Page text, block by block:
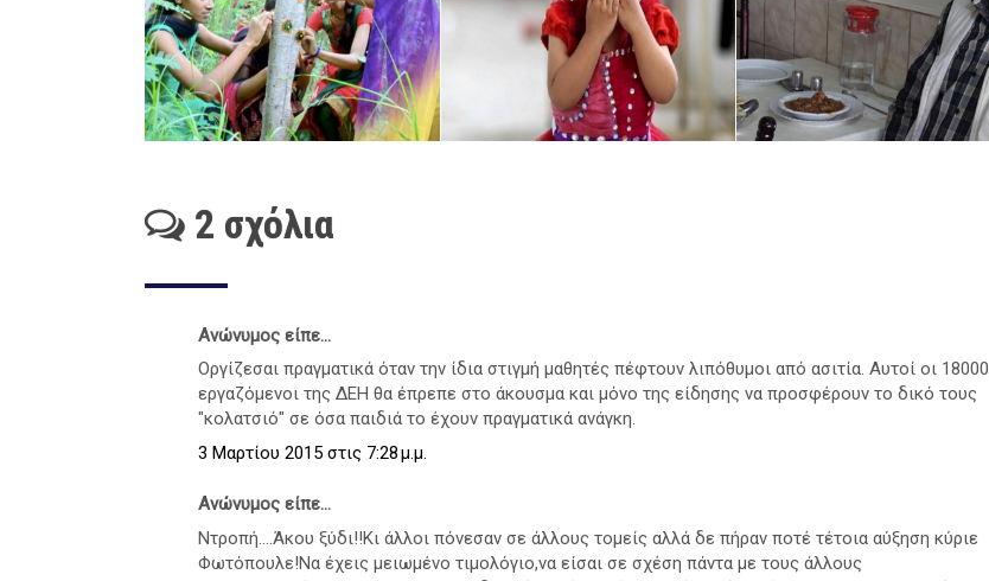
2 σχόλια
Ανώνυμος είπε...
Οργίζεσαι πραγματικά όταν την ίδια στιγμή μαθητές πέφτουν λιπόθυμοι από ασιτία. Αυτοί οι 18000
εργαζόμενοι της ΔΕΗ θα έπρεπε στο άκουσμα και μόνο της είδησης να προσφέρουν το δικό τους
"κολατσιό" σε όσα παιδιά το έχουν πραγματικά ανάγκη.
3 Μαρτίου 2015 στις 7:28 μ.μ.
Ανώνυμος είπε...
Ντροπή....Άκου ξύδι!!Κι άλλοι πόνεσαν σε άλλους τομείς αλλά δε πήραν ποτέ τέτοια αύξηση κύριε
Φωτόπουλε!Να έχεις μειωμένο τιμολόγιο,να είσαι σε σχέση πάντα με τους άλλους